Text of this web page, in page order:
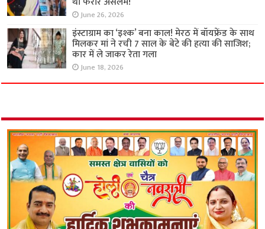
June 26, 2026
इंस्टाग्राम का ‘इश्क’ बना काल! मेरठ में बॉयफ्रेंड के साथ
मिलकर मां ने रची 7 साल के बेटे की हत्या की साजिश;
कार में ले जाकर रेता गला
June 18, 2026